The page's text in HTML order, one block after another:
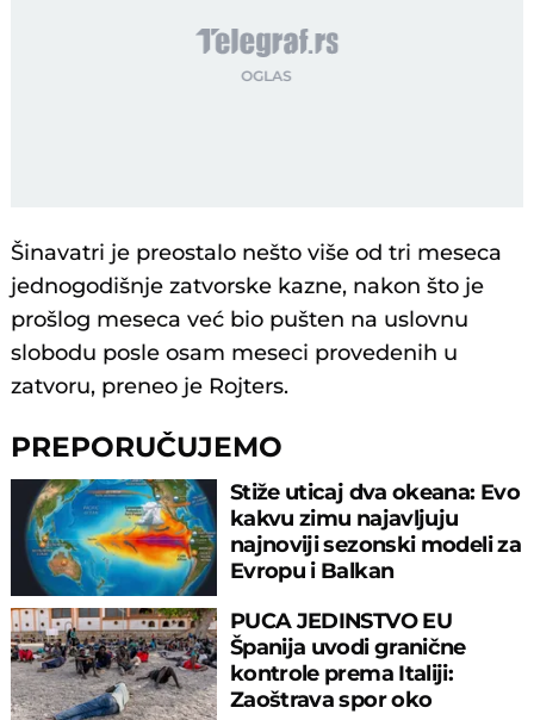
Šinavatri je preostalo nešto više od tri meseca
jednogodišnje zatvorske kazne, nakon što je
prošlog meseca već bio pušten na uslovnu
slobodu posle osam meseci provedenih u
zatvoru, preneo je Rojters.
PREPORUČUJEMO
Stiže uticaj dva okeana: Evo
kakvu zimu najavljuju
najnoviji sezonski modeli za
Evropu i Balkan
PUCA JEDINSTVO EU
Španija uvodi granične
kontrole prema Italiji:
Zaoštrava spor oko